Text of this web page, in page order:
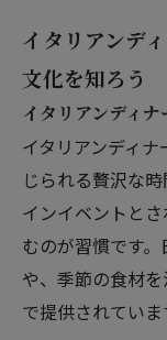
イタリアンデ
文化を知ろう
イタリアンディ
イタリアンディ
じられる贅沢な
インイベントと
むのが習慣です
や、季節の食材
で提供されていま